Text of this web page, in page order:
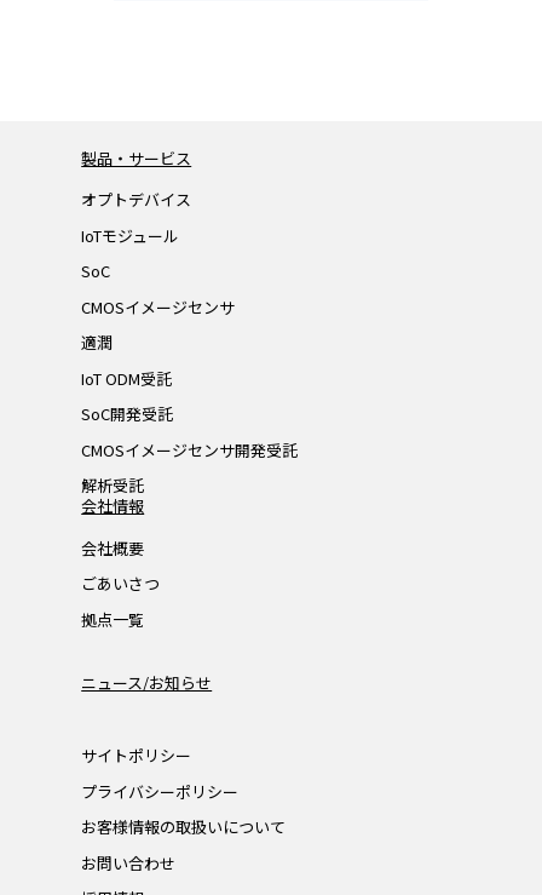
製品・サービス
オプトデバイス
IoTモジュール
SoC
CMOSイメージセンサ
適潤
IoT ODM受託
SoC開発受託
CMOSイメージセンサ開発受託
解析受託
会社情報
会社概要
ごあいさつ
拠点一覧
ニュース/お知らせ
サイトポリシー
プライバシーポリシー
お客様情報の取扱いについて
お問い合わせ